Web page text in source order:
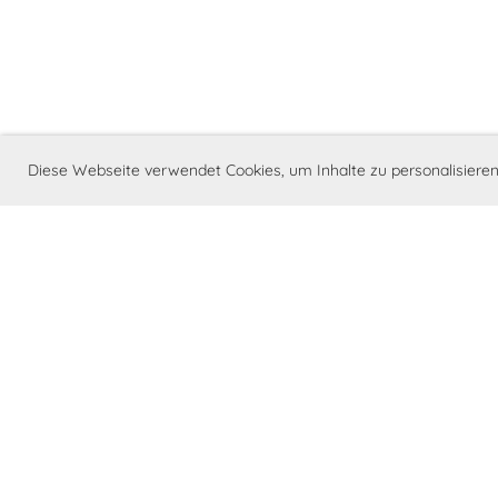
Diese Webseite verwendet Cookies, um Inhalte zu